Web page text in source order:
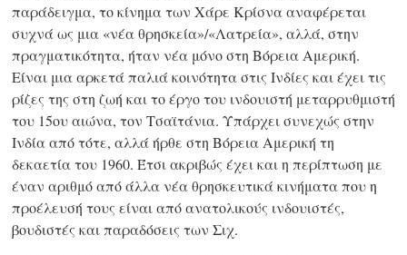
παράδειγμα, το κίνημα των Χάρε Κρίσνα αναφέρεται
συχνά ως μια «νέα θρησκεία»/«Λατρεία», αλλά, στην
πραγματικότητα, ήταν νέα μόνο στη Βόρεια Αμερική.
Είναι μια αρκετά παλιά κοινότητα στις Ινδίες και έχει τις
ρίζες της στη ζωή και το έργο του ινδουιστή μεταρρυθμιστή
του 15ου αιώνα, τον Τσαϊτάνια. Υπάρχει συνεχώς στην
Ινδία από τότε, αλλά ήρθε στη Βόρεια Αμερική τη
δεκαετία του 1960. Έτσι ακριβώς έχει και η περίπτωση με
έναν αριθμό από άλλα νέα θρησκευτικά κινήματα που η
προέλευσή τους είναι από ανατολικούς ινδουιστές,
βουδιστές και παραδόσεις των Σιχ.